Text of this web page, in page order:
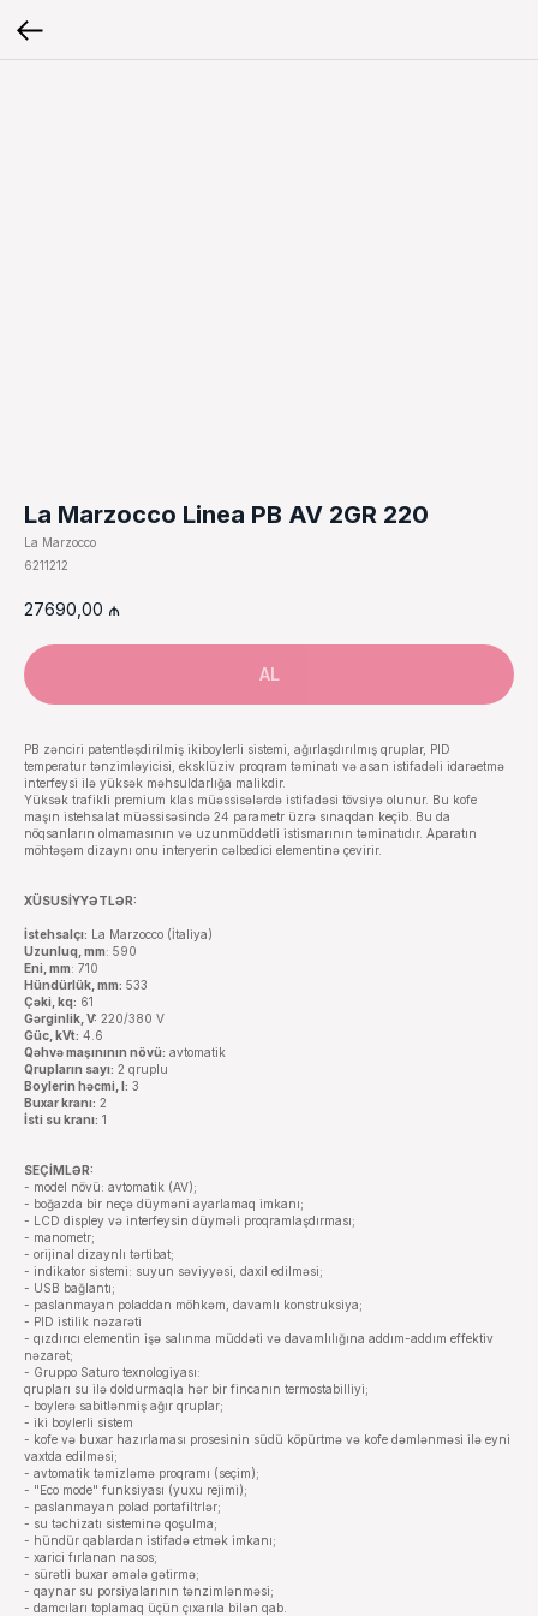
La Marzocco Linea PB AV 2GR 220
La Marzocco
6211212
27690,00 ₼
AL
PB zənciri patentləşdirilmiş ikiboylerli sistemi, ağırlaşdırılmış qruplar, PID
temperatur tənzimləyicisi, eksklüziv proqram təminatı və asan istifadəli idarəetmə
interfeysi ilə yüksək məhsuldarlığa malikdir.
Yüksək trafikli premium klas müəssisələrdə istifadəsi tövsiyə olunur. Bu kofe
maşın istehsalat müəssisəsində 24 parametr üzrə sınaqdan keçib. Bu da
nöqsanların olmamasının və uzunmüddətli istismarının təminatıdır. Aparatın
möhtəşəm dizaynı onu interyerin cəlbedici elementinə çevirir.
XÜSUSİYYƏTLƏR:
İstehsalçı: La Marzocco (İtaliya)
Uzunluq, mm: 590
Eni, mm: 710
Hündürlük, mm: 533
Çəki, kq: 61
Gərginlik, V: 220/380 V
Güc, kVt: 4.6
Qəhvə maşınının növü: avtomatik
Qrupların sayı: 2 qruplu
Boylerin həcmi, l: 3
Buxar kranı: 2
İsti su kranı: 1
SEÇİMLƏR:
- model növü: avtomatik (AV);
- boğazda bir neçə düyməni ayarlamaq imkanı;
- LCD displey və interfeysin düyməli proqramlaşdırması;
- manometr;
- orijinal dizaynlı tərtibat;
- indikator sistemi: suyun səviyyəsi, daxil edilməsi;
- USB bağlantı;
- paslanmayan poladdan möhkəm, davamlı konstruksiya;
- PID istilik nəzarəti
- qızdırıcı elementin işə salınma müddəti və davamlılığına addım-addım effektiv
nəzarət;
- Gruppo Saturo texnologiyası:
qrupları su ilə doldurmaqla hər bir fincanın termostabilliyi;
- boylerə sabitlənmiş ağır qruplar;
- iki boylerli sistem
- kofe və buxar hazırlaması prosesinin südü köpürtmə və kofe dəmlənməsi ilə eyni
vaxtda edilməsi;
- avtomatik təmizləmə proqramı (seçim);
- "Eco mode" funksiyası (yuxu rejimi);
- paslanmayan polad portafiltrlər;
- su təchizatı sisteminə qoşulma;
- hündür qablardan istifadə etmək imkanı;
- xarici fırlanan nasos;
- sürətli buxar əmələ gətirmə;
- qaynar su porsiyalarının tənzimlənməsi;
- damcıları toplamaq üçün çıxarıla bilən qab.